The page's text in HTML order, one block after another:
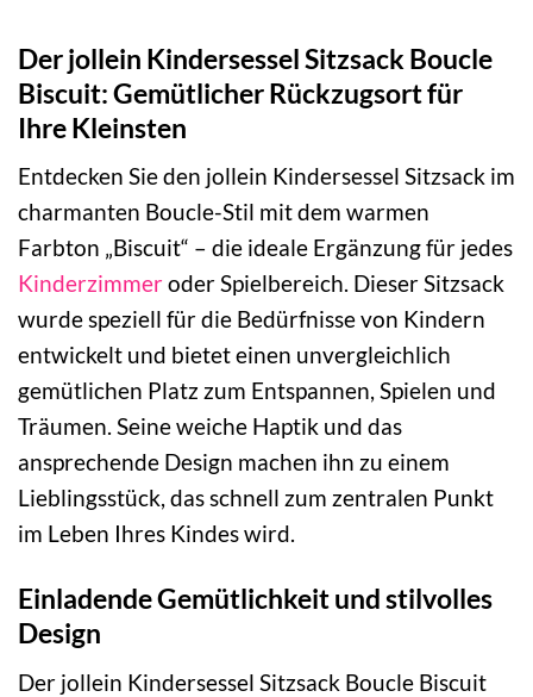
Der jollein Kindersessel Sitzsack Boucle
Biscuit: Gemütlicher Rückzugsort für
Ihre Kleinsten
Entdecken Sie den jollein Kindersessel Sitzsack im
charmanten Boucle-Stil mit dem warmen
Farbton „Biscuit“ – die ideale Ergänzung für jedes
Kinderzimmeroder Spielbereich. Dieser Sitzsack
wurde speziell für die Bedürfnisse von Kindern
entwickelt und bietet einen unvergleichlich
gemütlichen Platz zum Entspannen, Spielen und
Träumen. Seine weiche Haptik und das
ansprechende Design machen ihn zu einem
Lieblingsstück, das schnell zum zentralen Punkt
im Leben Ihres Kindes wird.
Einladende Gemütlichkeit und stilvolles
Design
Der jollein Kindersessel Sitzsack Boucle Biscuit